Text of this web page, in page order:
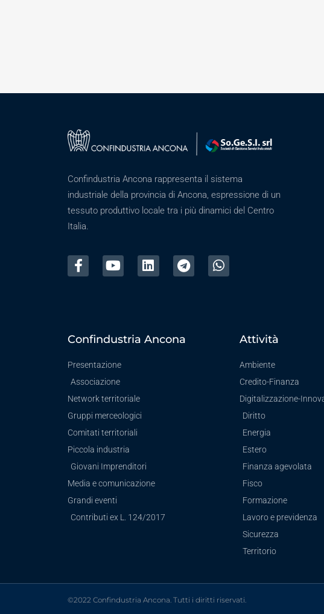
Confindustria Ancona rappresenta il sistema
industriale della provincia di Ancona, espressione di un
tessuto produttivo locale tra i più dinamici del Centro
Italia.
Confindustria Ancona
Presentazione
Associazione
Network territoriale
Gruppi merceologici
Comitati territoriali
Piccola industria
Giovani Imprenditori
Media e comunicazione
Grandi eventi
Contributi ex L. 124/2017
Attività
Ambiente
Credito-Finanza
Digitalizzazione-
Diritto
Energia
Estero
Finanza agevolata
Fisco
Formazione
Lavoro e previdenza
Sicurezza
Territorio
©2022 Confindustria Ancona. Tutti i diritti riservati.